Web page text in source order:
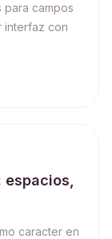
campos
interfaz con
caracter en